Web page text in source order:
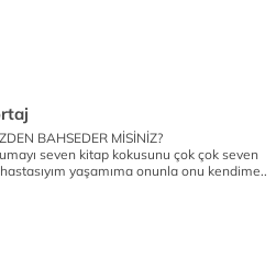
BAHSEDER MİSİNİZ?
seven kitap kokusunu çok çok seven
yaşamıma onunla onu kendime..